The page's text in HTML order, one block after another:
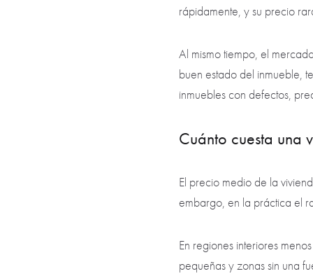
rápidamente, y su precio
Al mismo tiempo, el
buen estado del inmueble,
inmuebles con defectos,
Cuánto cuesta una
El precio medio de la
embargo, en la práctica el
En regiones interiores
pequeñas y zonas sin una